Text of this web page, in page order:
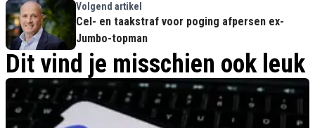
Volgend artikel
Cel- en taakstraf voor poging afpersen ex-
Jumbo-topman
Dit vind je misschien ook leuk